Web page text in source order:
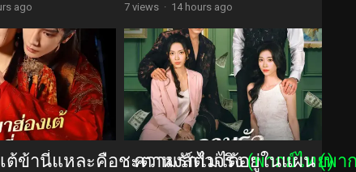
ago 7 views · 14 hours ago
ต้ข้านี่แหละคือชะตาหงส์ตัวจริง(พากย์ไทย)
ความรักไม่ได้อยู่ในแผน(พา